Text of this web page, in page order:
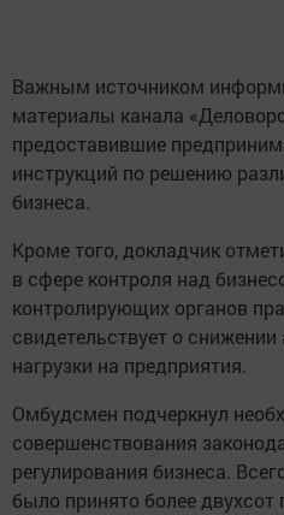
Важным источником
материалы канала
предоставившие
инструкций по решению
бизнеса.
Кроме того, докладчик
в сфере контроля над
контролирующих органов
свидетельствует о
нагрузки на предприятия.
Омбудсмен подчеркнул
совершенствования
регулирования бизнеса.
было принято более